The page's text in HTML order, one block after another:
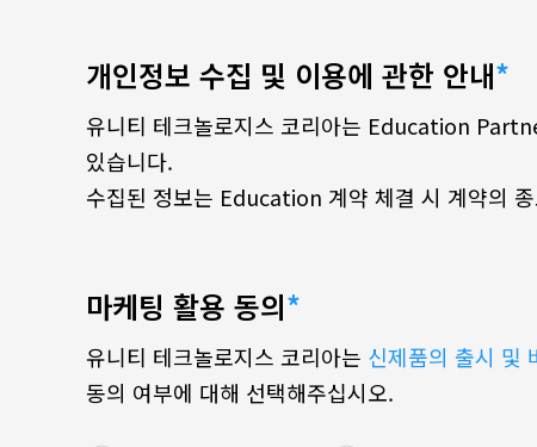
개인정보 수집 및 이용에 관한 안내
유니티 테크놀로지스 코리아는 Education
있습니다.
수집된 정보는 Education 계약 체결 시 계약의
마케팅 활용 동의
유니티 테크놀로지스 코리아는 신제품의 출시 및
동의 여부에 대해 선택해주십시오.